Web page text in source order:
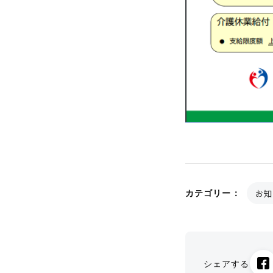
カテゴリー： お
シェアする